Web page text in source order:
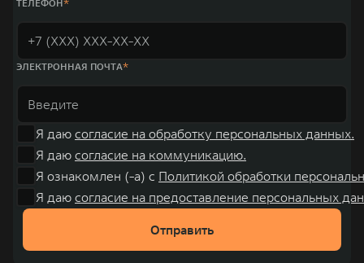
ТЕЛЕФОН
ЭЛЕКТРОННАЯ ПОЧТА
Я даю согласие на обработку персональных данных.
Я даю согласие на коммуникацию.
Я ознакомлен (-а) с Политикой обработки
Я даю согласие на предоставление персональных
Отправить